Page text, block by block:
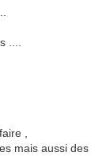
....
,
mais aussi des